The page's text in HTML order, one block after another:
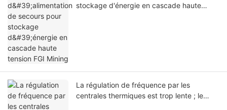
stockage d'énergie en cascade haute
La régulation de fréquence par les
centrales thermiques est trop lente ; le